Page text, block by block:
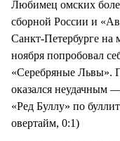
Любимец омских
сборной России и
Санкт-Петербурге
ноября попробовал
«Серебряные Львы».
оказался неудачным
«Ред Буллу» по
овертайм, 0:1)